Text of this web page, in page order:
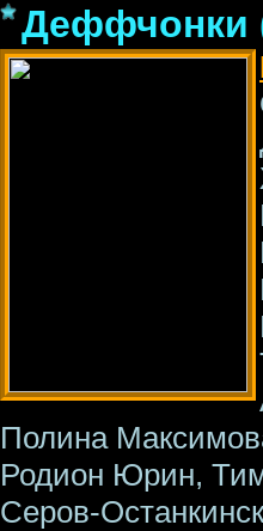
Деффчонки
Полина
Родион Юрин,
Серов-